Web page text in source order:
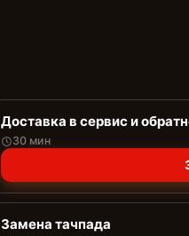
Доставка в сервис и
30 мин
Замена тачпада